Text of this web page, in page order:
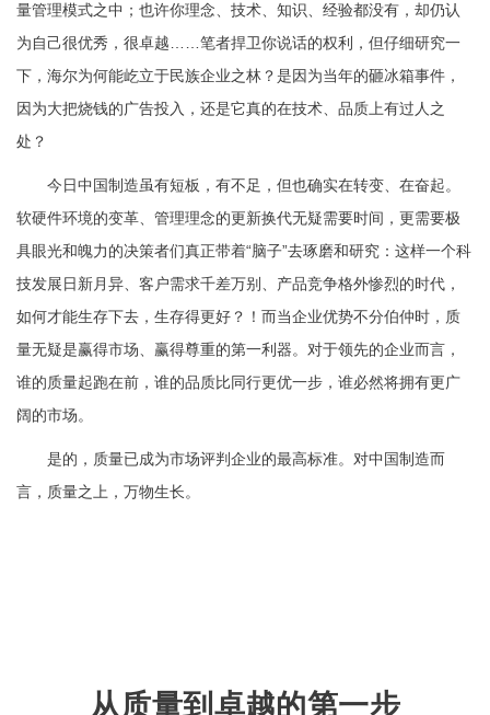
量管理模式之中；也许你理念、技术、知识、经验都没有，却仍认
为自己很优秀，很卓越……笔者捍卫你说话的权利，但仔细研究一
下，海尔为何能屹立于民族企业之林？是因为当年的砸冰箱事件，
因为大把烧钱的广告投入，还是它真的在技术、品质上有过人之
处？
今日中国制造虽有短板，有不足，但也确实在转变、在奋起。
软硬件环境的变革、管理理念的更新换代无疑需要时间，更需要极
具眼光和魄力的决策者们真正带着“脑子”去琢磨和研究：这样一个科
技发展日新月异、客户需求千差万别、产品竞争格外惨烈的时代，
如何才能生存下去，生存得更好？！而当企业优势不分伯仲时，质
量无疑是赢得市场、赢得尊重的第一利器。对于领先的企业而言，
谁的质量起跑在前，谁的品质比同行更优一步，谁必然将拥有更广
阔的市场。
是的，质量已成为市场评判企业的最高标准。对中国制造而
言，质量之上，万物生长。
从质量到卓越的第一步